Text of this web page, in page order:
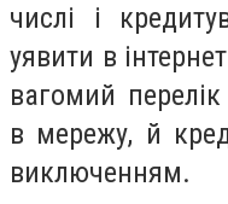
числі і
уявити в
вагомий
в мережу, й
виключенням.